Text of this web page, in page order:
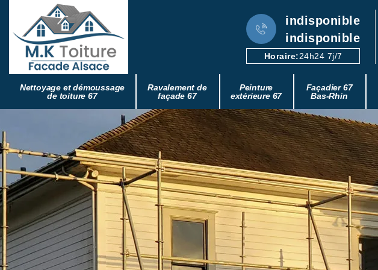
indisponible
indisponible
Horaire:24h24 7j/7
Nettoyage et démoussage
de toiture 67
Ravalement de
façade 67
Peinture
extérieure 67
Façadier 67
Bas-Rhin